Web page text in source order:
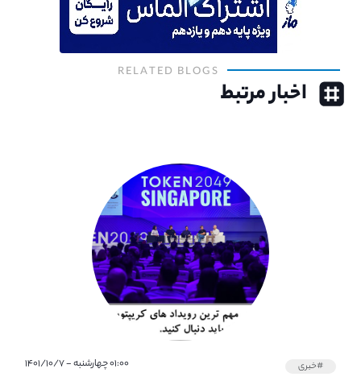
RELATED BLOGS
اخبار مرتبط
#خبری ۰۱:۰۰ چهارشنبه - ۱۴۰۱/۱۰/۷